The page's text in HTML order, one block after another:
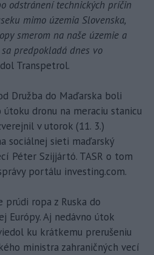
odstránení technických príčin
mimo územia Slovenska,
smerom na naše územie a
predpokladá dnes vo
Transpetrol.
Družba do Maďarska boli
dronu na meraciu stanicu
v utorok (11. 3.)
sociálnej sieti maďarský
Péter Szijjártó. TASR o tom
portálu investing.com.
prúdi ropa z Ruska do
Európy. Aj nedávno útok
ku krátkemu prerušeniu
ministra zahraničných vecí